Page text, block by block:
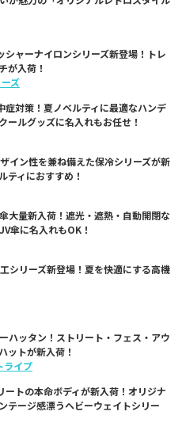
シャーナイロンシリーズ新登場！トレ
が入荷！
ズ
症対策！夏ノベルティに最適なハンデ
ールグッズに名入れもお任せ！
イン性を兼ね備えた保冷シリーズが新
ティにおすすめ！
大量新入荷！遮光・遮熱・自動開閉な
傘に名入れもOK！
シリーズ新登場！夏を快適にする高機
ハッタン！ストリート・フェス・アウ
ットが新入荷！
ライプ
ートの本命ボディが新入荷！オリジナ
テージ感漂うヘビーウェイトシリー